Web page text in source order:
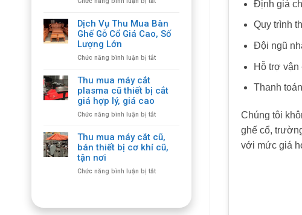
Mua
Bàn
Ghế
Giá
Mua
Dịch Vụ Thu Mua Bàn
Ghế Gỗ Cổ Giá Cao, Số
Lượng Lớn
Chức năng bình luận bị tắtở
Thu
Mua
Ghế
Cổ
Giá
Cao,
Lượng
Thu mua máy cắt
plasma cũ thiết bị cắt
giá hợp lý, giá cao
Chức năng bình luận bị tắtở
mua
máy
cắt
cũ
giá
Thu mua máy cắt cũ,
bán thiết bị cơ khí cũ,
tận nơi
Chức năng bình luận bị tắtở
cắt
Định giá
Quy trình
Đội ngũ
Hỗ trợ vận
Thanh
Chúng tôi
ghế cổ,
với mức giá